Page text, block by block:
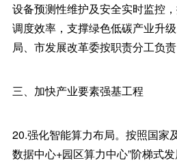
设备预测性维护及安全实时监控
调度效率，支撑绿色低碳产业升
局、市发展改革委按职责分工负责
三、加快产业要素强基工程
20.强化智能算力布局。按照国家
数据中心+园区算力中心”阶梯式